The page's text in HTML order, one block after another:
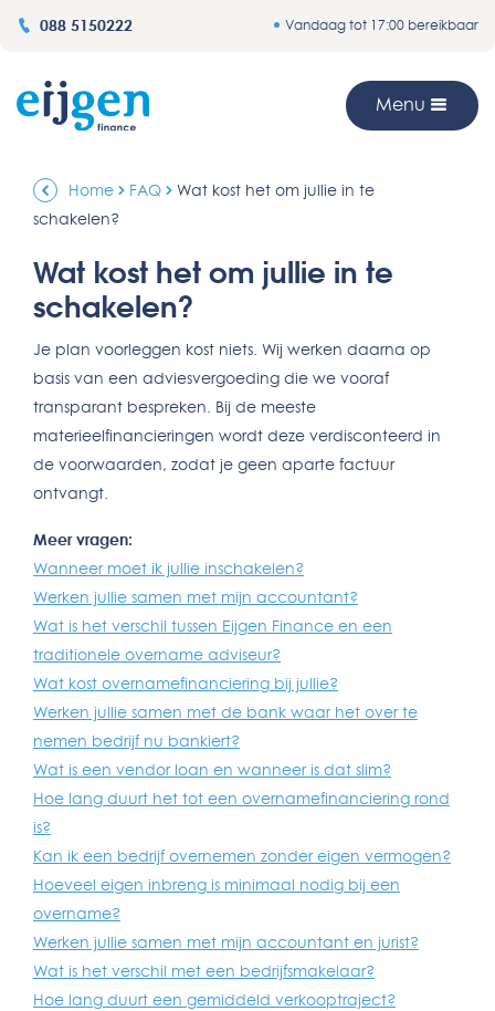
088 5150222 Vandaag tot 17:00 bereikbaar
Menu
Home FAQ
Wat kost het om jullie in te
schakelen?
Wat kost het om jullie in te
schakelen?
Je plan voorleggen kost niets. Wij werken daarna op
basis van een adviesvergoeding die we vooraf
transparant bespreken. Bij de meeste
materieelfinancieringen wordt deze verdisconteerd in
de voorwaarden, zodat je geen aparte factuur
ontvangt.
Meer vragen:
Wanneer moet ik jullie inschakelen?
Werken jullie samen met mijn accountant?
Wat is het verschil tussen Eijgen Finance en een
traditionele overname adviseur?
Wat kost overnamefinanciering bij jullie?
Werken jullie samen met de bank waar het over te
nemen bedrijf nu bankiert?
Wat is een vendor loan en wanneer is dat slim?
Hoe lang duurt het tot een overnamefinanciering rond
is?
Kan ik een bedrijf overnemen zonder eigen vermogen?
Hoeveel eigen inbreng is minimaal nodig bij een
overname?
Werken jullie samen met mijn accountant en jurist?
Wat is het verschil met een bedrijfsmakelaar?
Hoe lang duurt een gemiddeld verkooptraject?